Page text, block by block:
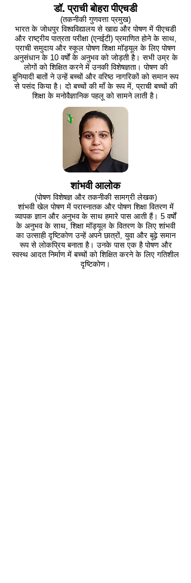
डॉ. प्राची बोहरा पीएचडी
(तकनीकी गुणवत्ता प्रमुख)
भारत के जोधपुर विश्वविद्यालय से खाद्य और पोषण में पीएचडी
और राष्ट्रीय पात्रता परीक्षा (एनईटी) प्रमाणित होने के साथ,
प्राची समुदाय और स्कूल पोषण शिक्षा मॉड्यूल के लिए पोषण
अनुसंधान के 10 वर्षों के अनुभव को जोड़ती है। सभी उम्र के
लोगों को शिक्षित करने में उनकी विशेषज्ञता। पोषण की
बुनियादी बातों ने उन्हें बच्चों और वरिष्ठ नागरिकों को समान रूप
से पसंद किया है। दो बच्चों की माँ के रूप में, प्राची बच्चों की
शिक्षा के मनोवैज्ञानिक पहलू को सामने लाती है।
शांभवी आलोक
(पोषण विशेषज्ञ और तकनीकी सामग्री लेखक)
शांभवी खेल पोषण में परास्नातक और पोषण शिक्षा वितरण में
व्यापक ज्ञान और अनुभव के साथ हमारे पास आती हैं। 5 वर्षों
के अनुभव के साथ, शिक्षा मॉड्यूल के वितरण के लिए शांभवी
का उत्साही दृष्टिकोण उन्हें अपने छात्रों, युवा और बूढ़े समान
रूप से लोकप्रिय बनाता है। उनके पास एक है पोषण और
स्वस्थ आदत निर्माण में बच्चों को शिक्षित करने के लिए गतिशील
दृष्टिकोण।